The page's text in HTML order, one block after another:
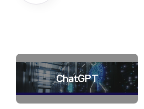
ChatGPT